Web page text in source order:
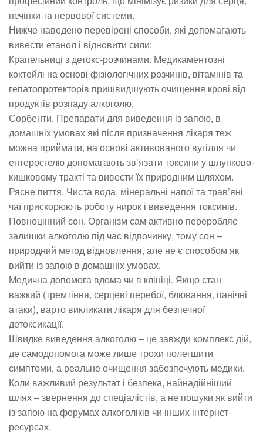
печінки та нервової системи.
Нижче наведено перевірені способи, які допомагають
вивести етанол і відновити сили:
Крапельниці з детокс-розчинами. Медикаментозні
коктейлі на основі фізіологічних розчинів, вітамінів та
гепатопротекторів пришвидшують очищення крові від
продуктів розпаду алкоголю.
Сорбенти. Препарати для виведення із запою, в
домашніх умовах які після призначення лікаря теж
можна приймати, на основі активованого вугілля чи
ентеросгелю допомагають зв’язати токсини у шлунково-
кишковому тракті та вивести їх природним шляхом.
Рясне пиття. Чиста вода, мінеральні напої та трав’яні
чаї прискорюють роботу нирок і виведення токсинів.
Повноцінний сон. Організм сам активно переробляє
залишки алкоголю під час відпочинку, тому сон –
природний метод відновлення, але не є способом як
вийти із запою в домашніх умовах.
Медична допомога вдома чи в клініці. Якщо стан
важкий (тремтіння, серцеві перебої, блювання, панічні
атаки), варто викликати лікаря для безпечної
детоксикації.
Швидке виведення алкоголю – це завжди комплекс дій,
де самодопомога може лише трохи полегшити
симптоми, а реальне очищення забезпечують медики.
Коли важливий результат і безпека, найнадійніший
шлях – звернення до спеціалістів, а не пошуки як вийти
із запою на форумах алкоголіків чи інших інтернет-
ресурсах.